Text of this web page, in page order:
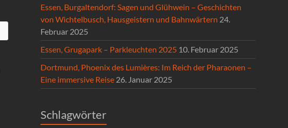
Essen, Burgaltendorf: Sagen und Glühwein – Geschichten
von Wichtelbusch, Hausgeistern und Bahnwärtern 24.
Februar 2025
Essen, Grugapark – Parkleuchten 2025 10. Februar 2025
Dortmund, Phoenix des Lumières: Im Reich der Pharaonen –
Eine immersive Reise 26. Januar 2025
Schlagwörter